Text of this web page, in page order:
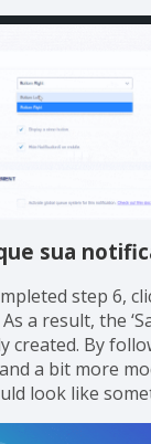
sua
step 6,
a result, the
created. By
a bit more
look like